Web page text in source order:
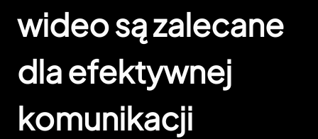
wideo są zalecane
dla efektywnej
komunikacji